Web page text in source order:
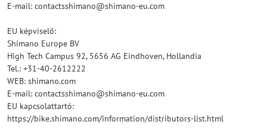
E-mail: contactsshimano@shimano-eu.com
EU képviselő:
Shimano Europe BV
High Tech Campus 92, 5656 AG Eindhoven, Hollandia
Tel.: +31-40-2612222
WEB: shimano.com
E-mail: contactsshimano@shimano-eu.com
EU kapcsolattartó:
https://bike.shimano.com/information/distributors-list.html